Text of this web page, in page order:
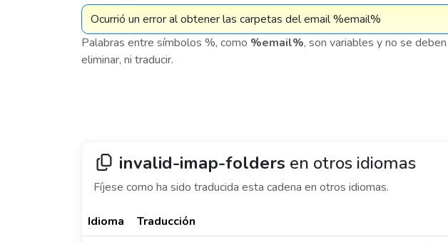
Palabras entre símbolos %, como %email%, son variables y no se deben
eliminar, ni traducir.
invalid-imap-folders en otros idiomas
Fíjese como ha sido traducida esta cadena en otros idiomas.
Idioma Traducción